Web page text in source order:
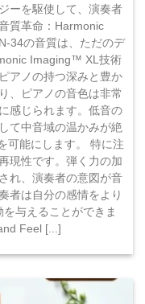
ーを駆使して、演奏者
質革命：Harmonic
34の音質は、ただのデ
Imaging™ XL技術
アノの持つ深みと豊か
、ピアノの音色は非常
感じられます。低音の
て中音域の温かみが絶
可能にします。 特に注
現性です。弾く力の加
れ、演奏者の意図が音
者は自分の感情をより
与えることができま
Feel [...]